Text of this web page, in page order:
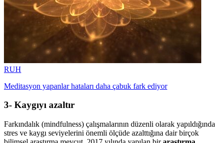
RUH
Meditasyon yapanlar hataları daha çabuk fark ediyor
3- Kaygıyı azaltır
Farkındalık (mindfulness) çalışmalarının düzenli olarak yapıldığında
stres ve kaygı seviyelerini önemli ölçüde azalttığına dair birçok